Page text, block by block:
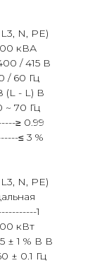
N, PE)
кВА
/ 415 В
/ 60 Гц
(L - L) В
~ 70 Гц
≥ 0.99
≤ 3 %
N, PE)
1
кВт
± 1 % В В
± 0.1 Гц